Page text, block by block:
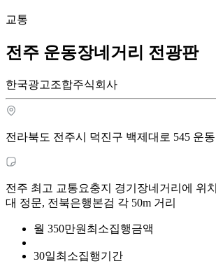
교통
전주 운동장네거리 전광판
한국광고조합주식회사
전라북도 전주시 덕진구 백제대로 545 운동
전주 최고 교통요충지 경기장네거리에 위
대 정문, 전북은행본검 각 50m 거리
월 350만원 최소집행금액
30일최소집행기간